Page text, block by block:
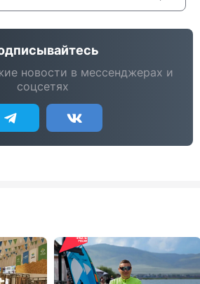
новости в мессенджерах и
соцсетях